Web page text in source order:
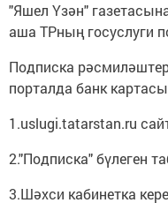
"Яшел Үзән"
аша ТРның госуслуги
Подписка
порталда банк
1.uslugi.tatarstan.ru
2."Подписка" бүлеген
3.Шәхси кабинетка